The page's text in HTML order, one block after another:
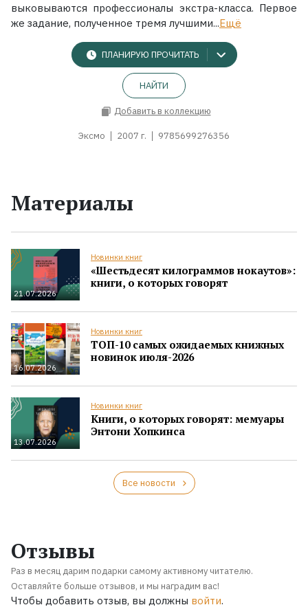
выковываются профессионалы экстра-класса. Первое
же задание, полученное тремя лучшими...Ещё
ПЛАНИРУЮ ПРОЧИТАТЬ
НАЙТИ
Добавить в коллекцию
Эксмо 2007 г. 9785699276356
Материалы
21.07.2026
Новинки книг
«Шестьдесят килограммов нокаутов»:
книги, о которых говорят
16.07.2026
Новинки книг
ТОП-10 самых ожидаемых книжных
новинок июля-2026
13.07.2026
Новинки книг
Книги, о которых говорят: мемуары
Энтони Хопкинса
Все новости
Отзывы
Раз в месяц дарим подарки самому активному читателю.
Оставляйте больше отзывов, и мы наградим вас!
Чтобы добавить отзыв, вы должны войти.